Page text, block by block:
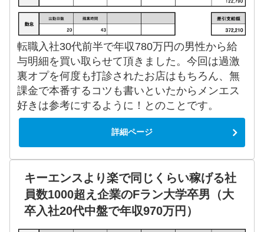
転職入社30代前半で年収780万円の男性から給
与明細を買い取らせて頂きました。今回は過激
裏オプを何度も打診されたお店はもちろん、無
課金で本番するコツも書いといたからメンエス
好きは参考にするように！とのことです。
詳細ページ
キーエンスより楽で同じくらい稼げる社
員数1000超え企業のFラン大学卒男（大
卒入社20代中盤で年収970万円）